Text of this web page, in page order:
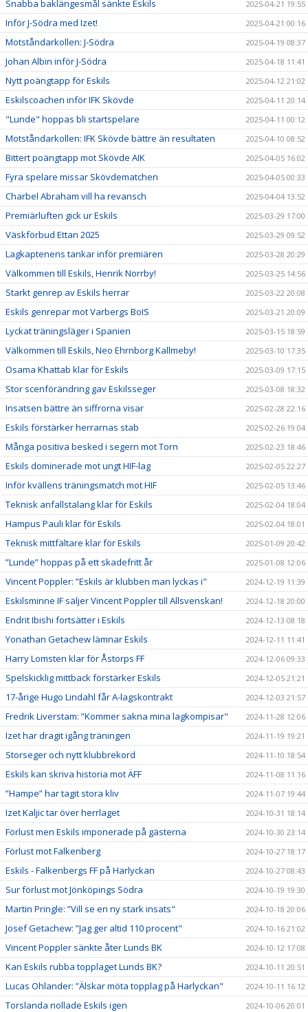
Snabba baklängesmål sänkte Eskils 2025-04-21 19:55
Inför J-Södra med Izet! 2025-04-21 00:16
Motståndarkollen: J-Södra 2025-04-19 08:37
Johan Albin inför J-Södra 2025-04-18 11:41
Nytt poängtapp för Eskils 2025-04-12 21:02
Eskilscoachen inför IFK Skövde 2025-04-11 20:14
"Lunde" hoppas bli startspelare 2025-04-11 00:12
Motståndarkollen: IFK Skövde bättre än resultaten 2025-04-10 08:52
Bittert poängtapp mot Skövde AIK 2025-04-05 16:02
Fyra spelare missar Skövdematchen 2025-04-05 00:33
Charbel Abraham vill ha revansch 2025-04-04 13:52
Premiärluften gick ur Eskils 2025-03-29 17:00
Väskförbud Ettan 2025 2025-03-29 09:52
Lagkaptenens tankar inför premiären 2025-03-28 20:29
Välkommen till Eskils, Henrik Norrby! 2025-03-25 14:56
Starkt genrep av Eskils herrar 2025-03-22 20:08
Eskils genrepar mot Varbergs BoIS 2025-03-21 20:09
Lyckat träningsläger i Spanien 2025-03-15 18:59
Välkommen till Eskils, Neo Ehrnborg Kallmeby! 2025-03-10 17:35
Osama Khattab klar för Eskils 2025-03-09 17:15
Stor scenförändring gav Eskilsseger 2025-03-08 18:32
Insatsen bättre än siffrorna visar 2025-02-28 22:16
Eskils förstärker herrarnas stab 2025-02-26 19:04
Många positiva besked i segern mot Torn 2025-02-23 18:46
Eskils dominerade mot ungt HIF-lag 2025-02-05 22:27
Inför kvällens träningsmatch mot HIF 2025-02-05 13:46
Teknisk anfallstalang klar för Eskils 2025-02-04 18:04
Hampus Pauli klar för Eskils 2025-02-04 18:01
Teknisk mittfältare klar för Eskils 2025-01-09 20:42
”Lunde” hoppas på ett skadefritt år 2025-01-08 12:06
Vincent Poppler: ”Eskils är klubben man lyckas i" 2024-12-19 11:39
Eskilsminne IF säljer Vincent Poppler till Allsvenskan! 2024-12-18 20:00
Endrit Ibishi fortsätter i Eskils 2024-12-13 08:18
Yonathan Getachew lämnar Eskils 2024-12-11 11:41
Harry Lomsten klar för Åstorps FF 2024-12-06 09:33
Spelskicklig mittback förstärker Eskils 2024-12-05 21:21
17-årige Hugo Lindahl får A-lagskontrakt 2024-12-03 21:57
Fredrik Liverstam: ”Kommer sakna mina lagkompisar" 2024-11-28 12:06
Izet har dragit igång träningen 2024-11-19 19:21
Storseger och nytt klubbrekord 2024-11-10 18:54
Eskils kan skriva historia mot ÄFF 2024-11-08 11:16
”Hampe” har tagit stora kliv 2024-11-07 19:44
Izet Kaljic tar över herrlaget 2024-10-31 18:14
Förlust men Eskils imponerade på gästerna 2024-10-30 23:14
Förlust mot Falkenberg 2024-10-27 18:17
Eskils - Falkenbergs FF på Harlyckan 2024-10-27 08:43
Sur förlust mot Jönköpings Södra 2024-10-19 19:30
Martin Pringle: ”Vill se en ny stark insats" 2024-10-18 20:06
Josef Getachew: ”Jag ger altid 110 procent" 2024-10-16 21:02
Vincent Poppler sänkte åter Lunds BK 2024-10-12 17:08
Kan Eskils rubba topplaget Lunds BK? 2024-10-11 20:51
Lucas Ohlander: ”Älskar möta topplag på Harlyckan" 2024-10-11 16:12
Torslanda nollade Eskils igen 2024-10-06 20:01